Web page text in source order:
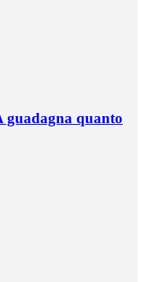
guadagna quanto